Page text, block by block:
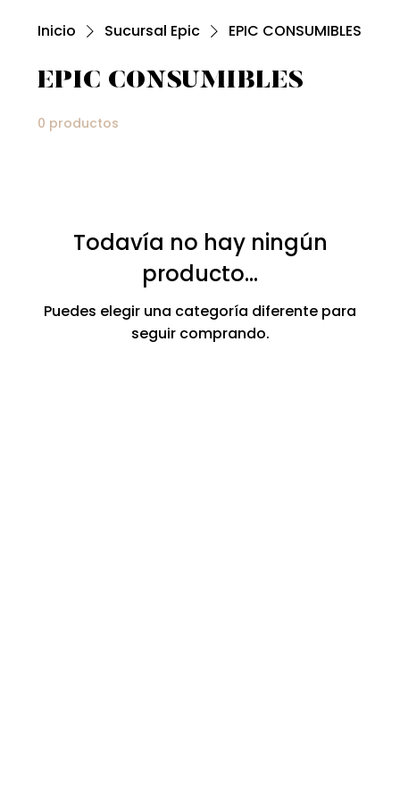
Inicio Sucursal Epic EPIC CONSUMIBLES
EPIC CONSUMIBLES
0 productos
Todavía no hay ningún
producto...
Puedes elegir una categoría diferente para
seguir comprando.